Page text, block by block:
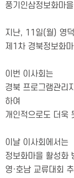
풍기인삼정보화마
지난, 11일(월) 영
제1차 경북정보화
이번 이사회는
경북 프로그램관리
하여
개인적으로도 더욱
이날 이사회에서는
정보화마을 활성화
영·호남 교류대회